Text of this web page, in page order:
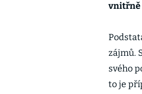
vnitřně
zájmů.
svého
to je